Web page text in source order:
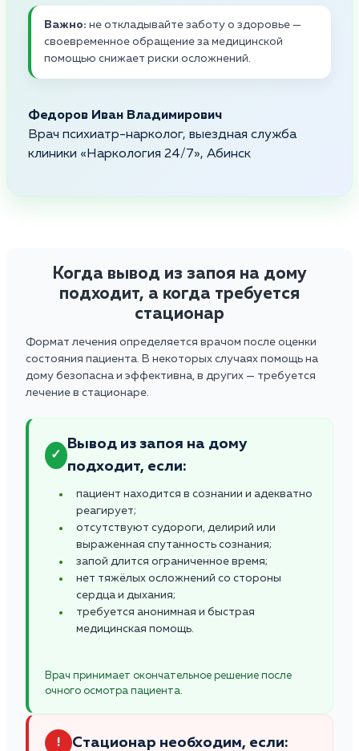
Важно: не откладывайте заботу о здоровье —
своевременное обращение за медицинской
помощью снижает риски осложнений.
Федоров Иван Владимирович
Врач психиатр-нарколог, выездная служба
клиники «Наркология 24/7», Абинск
Когда вывод из запоя на дому
подходит, а когда требуется
стационар
Формат лечения определяется врачом после оценки
состояния пациента. В некоторых случаях помощь на
дому безопасна и эффективна, в других — требуется
лечение в стационаре.
✓
Вывод из запоя на дому
подходит, если:
пациент находится в сознании и адекватно
реагирует;
отсутствуют судороги, делирий или
выраженная спутанность сознания;
запой длится ограниченное время;
нет тяжёлых осложнений со стороны
сердца и дыхания;
требуется анонимная и быстрая
медицинская помощь.
Врач принимает окончательное решение после
очного осмотра пациента.
! Стационар необходим, если: